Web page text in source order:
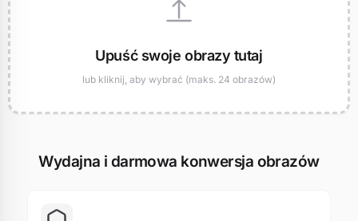
Upuść swoje obrazy tutaj
lub kliknij, aby wybrać (maks. 24 obrazów)
Wydajna i darmowa konwersja obrazów